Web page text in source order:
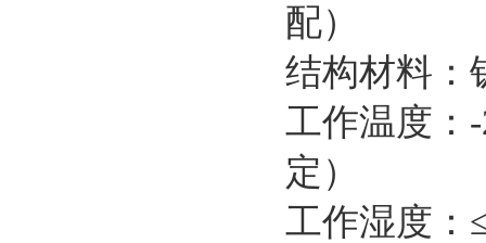
配）
结构材料：
工作温度：
定）
工作湿度：